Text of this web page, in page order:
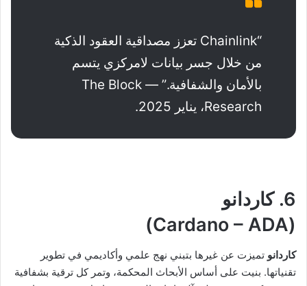
“Chainlink تعزز مصداقية العقود الذكية
من خلال جسر بيانات لامركزي يتسم
بالأمان والشفافية.” — The Block
Research، يناير 2025.
6. كاردانو
(Cardano – ADA)
كاردانو تميزت عن غيرها بتبني نهج علمي وأكاديمي في تطوير
تقنياتها. بنيت على أساس الأبحاث المحكمة، وتمر كل ترقية بشفافية